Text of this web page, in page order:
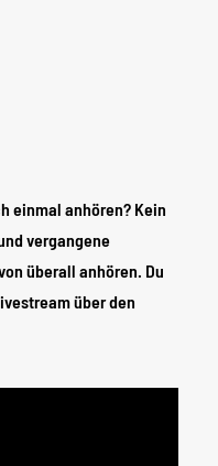
einmal anhören? Kein
vergangene
überall anhören. Du
über den